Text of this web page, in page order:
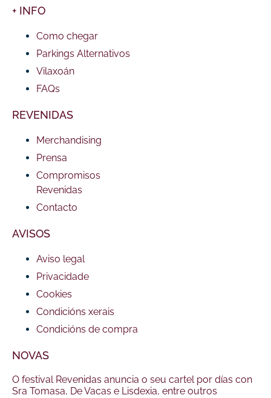
+ INFO
Como chegar
Parkings Alternativos
Vilaxoán
FAQs
REVENIDAS
Merchandising
Prensa
Compromisos
Revenidas
Contacto
AVISOS
Aviso legal
Privacidade
Cookies
Condicións xerais
Condicións de compra
NOVAS
O festival Revenidas anuncia o seu cartel por días con
Sra Tomasa, De Vacas e Lisdexia, entre outros